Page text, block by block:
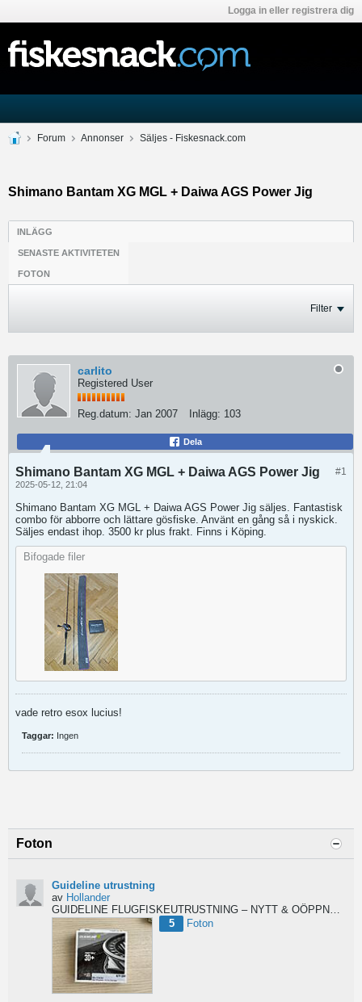
Logga in eller registrera dig
Forum Annonser Säljes - Fiskesnack.com
Shimano Bantam XG MGL + Daiwa AGS Power Jig
INLÄGG
SENASTE AKTIVITETEN
FOTON
Filter
carlito
Registered User
Reg.datum: Jan 2007 Inlägg: 103
Dela
#1
Shimano Bantam XG MGL + Daiwa AGS Power Jig
2025-05-12, 21:04
Shimano Bantam XG MGL + Daiwa AGS Power Jig säljes. Fantastisk
combo för abborre och lättare gösfiske. Använt en gång så i nyskick.
Säljes endast ihop. 3500 kr plus frakt. Finns i Köping.
Bifogade filer
vade retro esox lucius!
Taggar: Ingen
Foton
Guideline utrustning
av Hollander
GUIDELINE FLUGFISKEUTRUSTNING – NYTT & OÖPPNAT
5
Foton